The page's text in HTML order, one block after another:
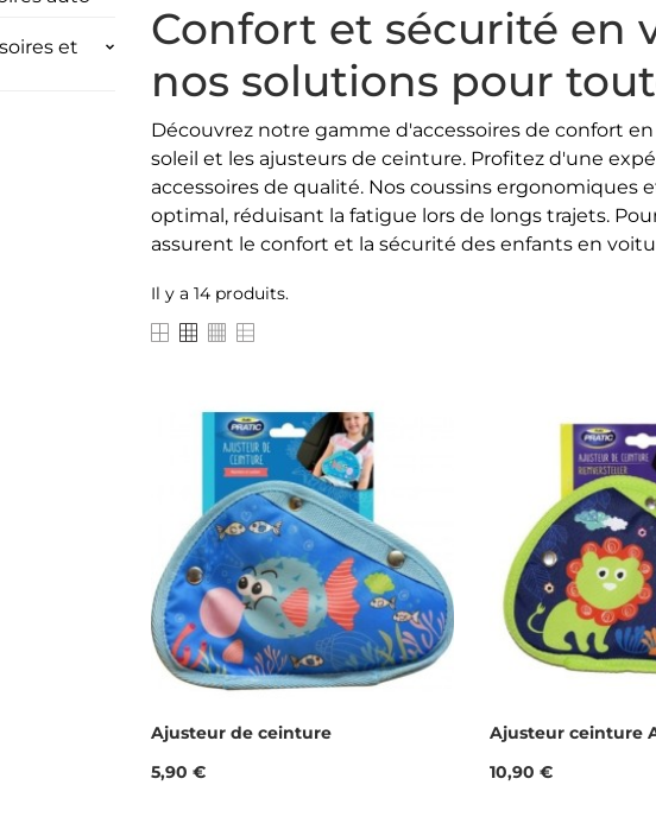
et
Confort et sécurité en
nos solutions pour
Découvrez notre gamme d'accessoires de confort
soleil et les ajusteurs de ceinture. Profitez d'une
accessoires de qualité. Nos coussins
optimal, réduisant la fatigue lors de longs trajets.
assurent le confort et la sécurité des enfants en
Il y a 14 produits.
Ajusteur de ceinture
Prix
5,90 €
Ajusteur ceinture
Prix
10,90 €